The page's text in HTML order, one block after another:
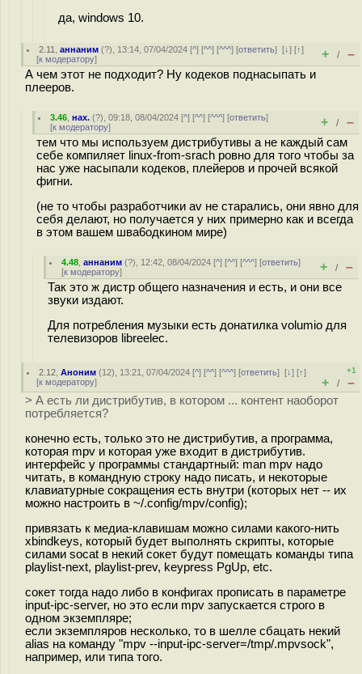
да, windows 10.
2.11 ,аннаним (?), 13:14, 07/04/2024 [^] [^^] [^^^] [ответить][↓] [↑]
[к модератору] + / –
А чем этот не подходит? Ну кодеков поднасыпать и
плееров.
3.46 ,нах. (?), 09:18, 08/04/2024 [^] [^^] [^^^] [ответить]
[к модератору] + / –
тем что мы используем дистрибутивы а не каждый сам
себе компиляет linux-from-srach ровно для того чтобы за
нас уже насыпали кодеков, плейеров и прочей всякой
фигни.
(не то чтобы разработчики av не старались, они явно для
себя делают, но получается у них примерно как и всегда
в этом вашем шва6одкином мире)
4.48 ,аннаним (?), 12:42, 08/04/2024 [^] [^^] [^^^] [ответить]
[к модератору] + / –
Так это ж дистр общего назначения и есть, и они все
звуки издают.
Для потребления музыки есть донатилка volumio для
телевизоров libreelec.
2.12 ,Аноним (12), 13:21, 07/04/2024 [^] [^^] [^^^] [ответить][↓] [↑]
[к модератору]
+1
+ / –
> А есть ли дистрибутив, в котором ... контент наоборот
потребляется?
конечно есть, только это не дистрибутив, а программа,
которая mpv и которая уже входит в дистрибутив.
интерфейс у программы стандартный: man mpv надо
читать, в командную строку надо писать, и некоторые
клавиатурные сокращения есть внутри (которых нет -- их
можно настроить в ~/.config/mpv/config);
привязать к медиа-клавишам можно силами какого-нить
xbindkeys, который будет выполнять скрипты, которые
силами socat в некий сокет будут помещать команды типа
playlist-next, playlist-prev, keypress PgUp, etc.
сокет тогда надо либо в конфигах прописать в параметре
input-ipc-server, но это если mpv запускается строго в
одном экземпляре;
если экземпляров несколько, то в шелле сбацать некий
alias на команду "mpv --input-ipc-server=/tmp/.mpvsock",
например, или типа того.